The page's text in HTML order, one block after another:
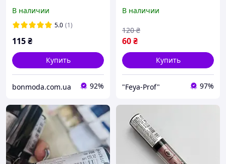
В наличии
5.0 (1)
115₴
Купить
bonmoda.com.ua 92%
CTL12 209
В наличии
60₴
120 ₴
Купить
"Feya-Prof" 97%